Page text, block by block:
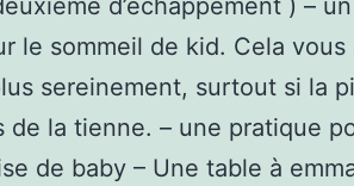
d’echappement ) –
le sommeil de kid. Cela
sereinement, surtout si la
de la tienne. – une pratique
de baby – Une table à